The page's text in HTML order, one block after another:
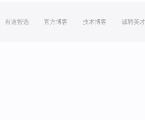
有道智选 官方博客 技术博客 诚聘英才